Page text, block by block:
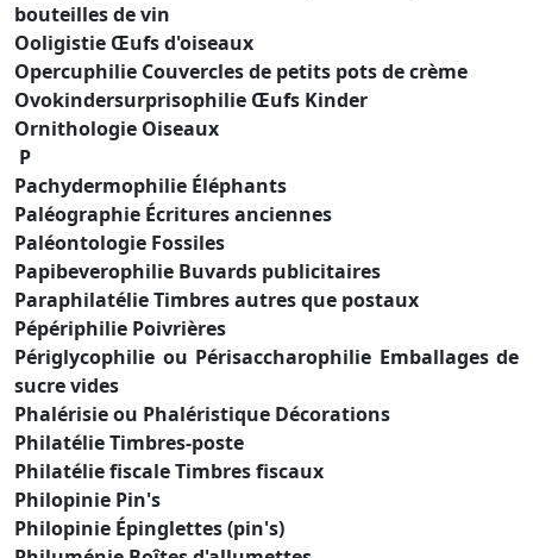
bouteilles de vin
Ooligistie Œufs d'oiseaux
Opercuphilie Couvercles de petits pots de crème
Ovokindersurprisophilie Œufs Kinder
Ornithologie Oiseaux
P
Pachydermophilie Éléphants
Paléographie Écritures anciennes
Paléontologie Fossiles
Papibeverophilie Buvards publicitaires
Paraphilatélie Timbres autres que postaux
Pépériphilie Poivrières
Périglycophilie ou Périsaccharophilie Emballages de
sucre vides
Phalérisie ou Phaléristique Décorations
Philatélie Timbres-poste
Philatélie fiscale Timbres fiscaux
Philopinie Pin's
Philopinie Épinglettes (pin's)